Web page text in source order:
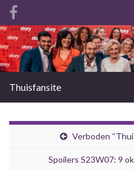
Search for:
Thuisfansite
Verboden
Spoilers S23W07: 9